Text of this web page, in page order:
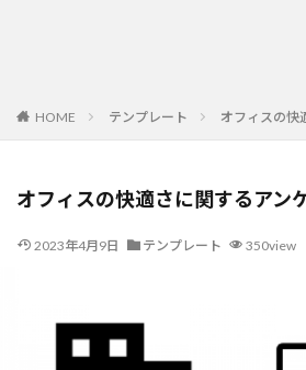
HOME テンプレート オフィスの快
オフィスの快適さに関するアン
2023年4月9日 テンプレート 350view